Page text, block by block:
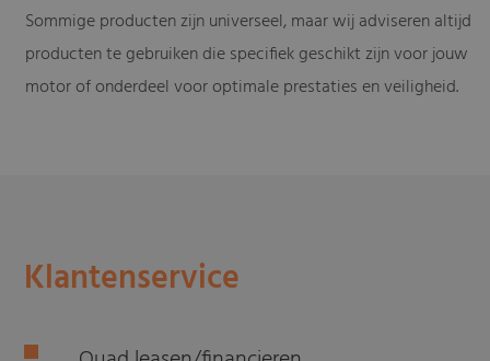
Sommige producten zijn universeel, maar wij adviseren altijd
producten te gebruiken die specifiek geschikt zijn voor jouw
motor of onderdeel voor optimale prestaties en veiligheid.
Klantenservice